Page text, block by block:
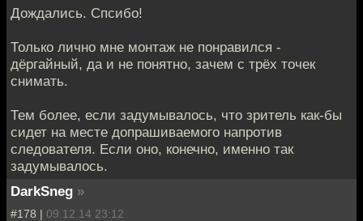
Дождались. Спсибо!
Только лично мне монтаж не понравился -
дёргайный, да и не понятно, зачем с трёх точек
снимать.
Тем более, если задумывалось, что зритель как-бы
сидет на месте допрашиваемого напротив
следователя. Если оно, конечно, именно так
задумывалось.
DarkSneg »
#178 | 09.12.14 23:12